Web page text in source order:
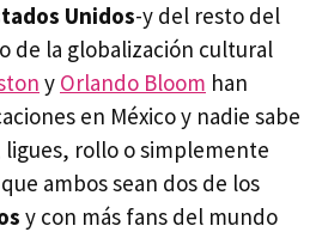
Unidos-y del resto del
de la globalización cultural
y Orlando Bloom han
en México y nadie sabe
ligues, rollo o simplemente
ambos sean dos de los
y con más fans del mundo